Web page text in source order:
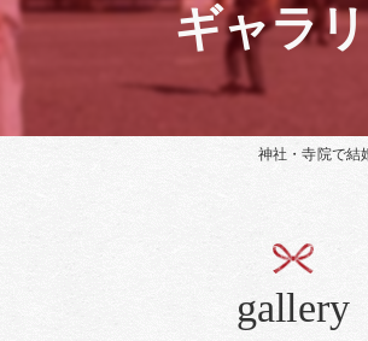
結婚式
ギャラ
神社・寺院で結
gallery